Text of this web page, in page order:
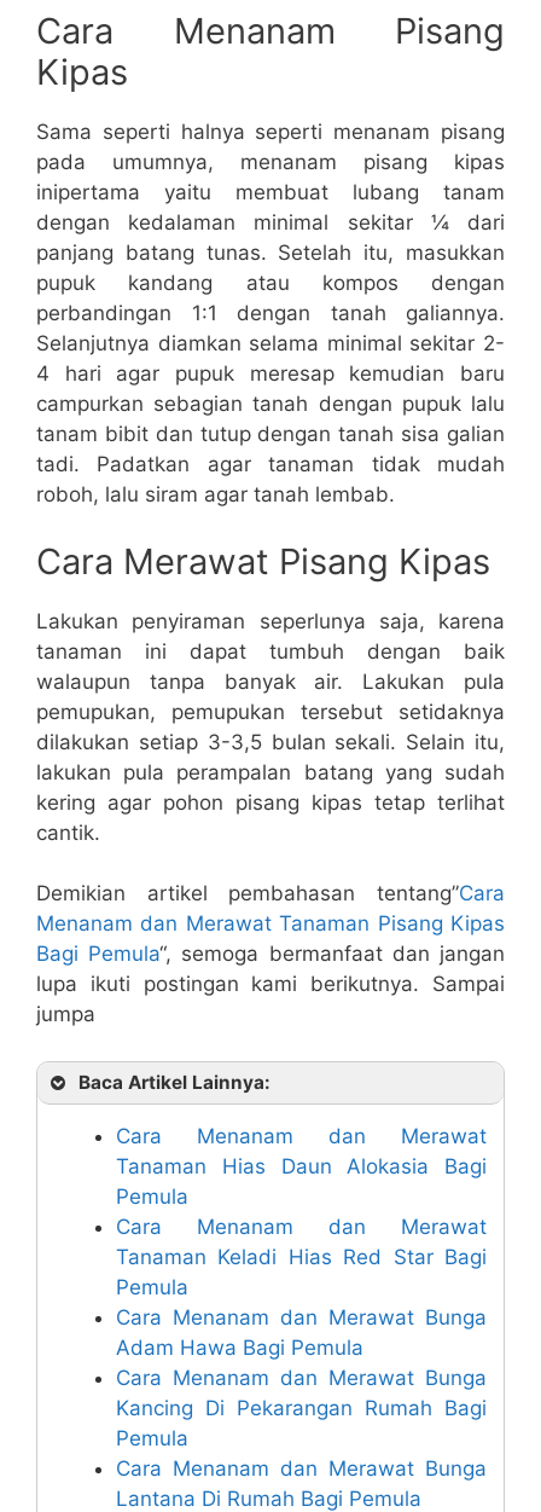
Cara Menanam Pisang
Kipas
Sama seperti halnya seperti menanam pisang
pada umumnya, menanam pisang kipas
inipertama yaitu membuat lubang tanam
dengan kedalaman minimal sekitar ¼ dari
panjang batang tunas. Setelah itu, masukkan
pupuk kandang atau kompos dengan
perbandingan 1:1 dengan tanah galiannya.
Selanjutnya diamkan selama minimal sekitar 2-
4 hari agar pupuk meresap kemudian baru
campurkan sebagian tanah dengan pupuk lalu
tanam bibit dan tutup dengan tanah sisa galian
tadi. Padatkan agar tanaman tidak mudah
roboh, lalu siram agar tanah lembab.
Cara Merawat Pisang Kipas
Lakukan penyiraman seperlunya saja, karena
tanaman ini dapat tumbuh dengan baik
walaupun tanpa banyak air. Lakukan pula
pemupukan, pemupukan tersebut setidaknya
dilakukan setiap 3-3,5 bulan sekali. Selain itu,
lakukan pula perampalan batang yang sudah
kering agar pohon pisang kipas tetap terlihat
cantik.
Demikian artikel pembahasan tentang”Cara
Menanam dan Merawat Tanaman Pisang Kipas
Bagi Pemula“, semoga bermanfaat dan jangan
lupa ikuti postingan kami berikutnya. Sampai
jumpa
Baca Artikel Lainnya:
Cara Menanam dan Merawat
Tanaman Hias Daun Alokasia Bagi
Pemula
Cara Menanam dan Merawat
Tanaman Keladi Hias Red Star Bagi
Pemula
Cara Menanam dan Merawat Bunga
Adam Hawa Bagi Pemula
Cara Menanam dan Merawat Bunga
Kancing Di Pekarangan Rumah Bagi
Pemula
Cara Menanam dan Merawat Bunga
Lantana Di Rumah Bagi Pemula